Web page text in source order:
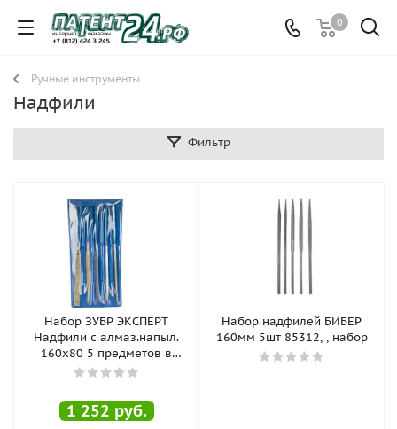
0
Ручные инструменты
Надфили
Фильтр
Набор ЗУБР ЭКСПЕРТ
Надфили с алмаз.напыл.
160х80 5 предметов в
пл.боксе арт.33388-160-Н5, ,
1 252 руб.
Набор надфилей БИБЕР
160мм 5шт 85312, , набор